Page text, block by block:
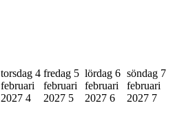
torsdag 4
februari
2027 4
fredag 5
februari
2027 5
lördag 6
februari
2027 6
söndag 7
februari
2027 7